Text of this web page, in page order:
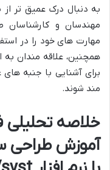
به دنبال درک عمیق تر
مهندسان و
همچنین، علاقه مندان به
برای آشنایی با جنبه
مند شوند.
خلاصه
آموزش طراحی